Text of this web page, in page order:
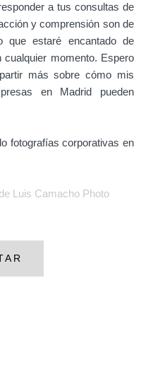
a tus consultas de
y comprensión son de
que estaré encantado de
momento. Espero
más sobre cómo mis
en Madrid pueden
fotografías corporativas en
Luis Camacho Photo